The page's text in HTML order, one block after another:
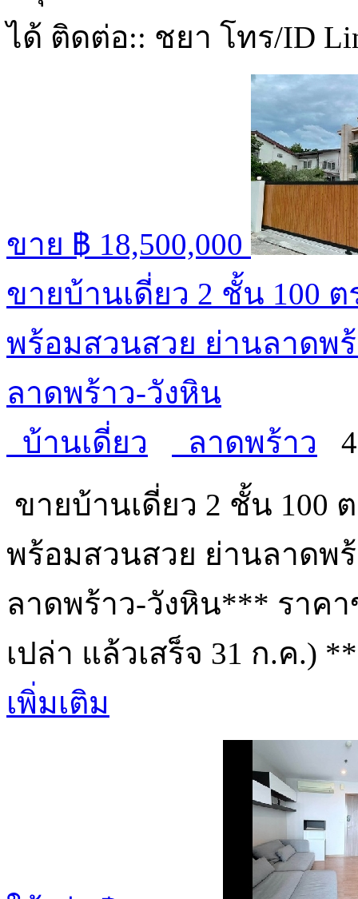
ได้ ติดต่อ:: ชยา โทร/ID
ขาย ฿ 18,500,000
ขายบ้านเดี่ยว 2 ชั้น 100
พร้อมสวนสวย ย่านลาดพ
ลาดพร้าว-วังหิน
บ้านเดี่ยว
ลาดพร้าว
ขายบ้านเดี่ยว 2 ชั้น 100
พร้อมสวนสวย ย่านลาดพ
ลาดพร้าว-วังหิน*** ราค
เปล่า แล้วเสร็จ 31 ก.ค.)
เพิ่มเติม